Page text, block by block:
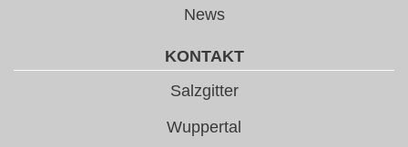
News
KONTAKT
Salzgitter
Wuppertal